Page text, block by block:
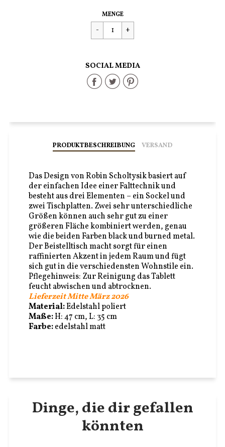
Regulärer
Preis
€169,00
MENGE
SOCIAL MEDIA
Share
Facebook
Share
Twitter
Share
Pinterest
PRODUKTBESCHREIBUNG VERSAND
Das Design von Robin Scholtysik basiert auf
der einfachen Idee einer Falttechnik und
besteht aus drei Elementen – ein Sockel und
zwei Tischplatten. Zwei sehr unterschiedliche
Größen können auch sehr gut zu einer
größeren Fläche kombiniert werden, genau
wie die beiden Farben black und burned metal.
Der Beistelltisch macht sorgt für einen
raffinierten Akzent in jedem Raum und fügt
sich gut in die verschiedensten Wohnstile ein.
Pflegehinweis: Zur Reinigung das Tablett
feucht abwischen und abtrocknen.
Lieferzeit Mitte März 2026
Material:Edelstahl poliert
Maße:H: 47 cm, L: 35 cm
Farbe:edelstahl matt
Dinge, die dir gefallen
könnten